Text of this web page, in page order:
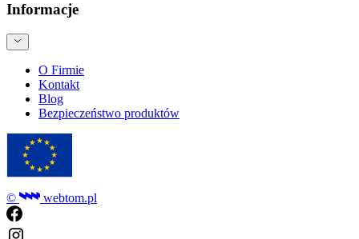
Informacje
O Firmie
Kontakt
Blog
Bezpieczeństwo produktów
© webtom.pl